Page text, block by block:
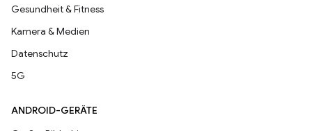
Gesundheit & Fitness
Kamera & Medien
Datenschutz
5G
ANDROID-GERÄTE